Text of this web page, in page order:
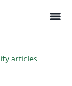
menu
articles